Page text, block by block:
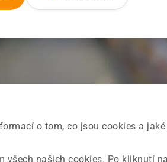
o tom, co jsou cookies a
všech našich cookies. Po kliknutí